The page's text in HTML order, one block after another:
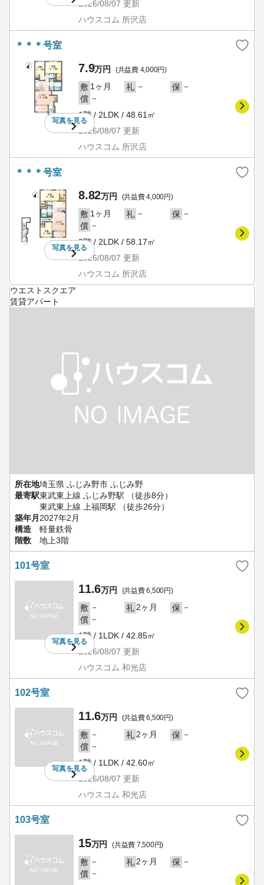
2026/08/07 更新
ハウスコム 所沢店
＊＊＊号室
写真を見る
7.9万円 (共益費 4,000円)
敷 1ヶ月 礼 － 保 －
償 －
1階 / 2LDK / 48.61㎡
2026/08/07 更新
ハウスコム 所沢店
＊＊＊号室
写真を見る
8.82万円 (共益費 4,000円)
敷 1ヶ月 礼 － 保 －
償 －
2階 / 2LDK / 58.17㎡
2026/08/07 更新
ハウスコム 所沢店
ウエストスクエア
賃貸アパート
所在地埼玉県 ふじみ野市 ふじみ野
最寄駅東武東上線 ふじみ野駅 （徒歩8分）
東武東上線 上福岡駅 （徒歩26分）
築年月 2027年2月
構造
軽量鉄骨
階数
地上3階
101号室
写真を見る
11.6万円 (共益費 6,500円)
敷 － 礼 2ヶ月 保 －
償 －
1階 / 1LDK / 42.85㎡
2026/08/07 更新
ハウスコム 和光店
102号室
写真を見る
11.6万円 (共益費 6,500円)
敷 － 礼 2ヶ月 保 －
償 －
1階 / 1LDK / 42.60㎡
2026/08/07 更新
ハウスコム 和光店
103号室
15万円 (共益費 7,500円)
敷 － 礼 2ヶ月 保 －
償 －